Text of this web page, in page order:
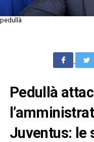
pedullà
Pedullà
Juventus: le